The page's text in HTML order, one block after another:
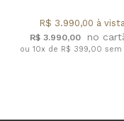
R$ 3.990,00
R$ 3.990,00 à
ou 10x de R$ 399,00 sem